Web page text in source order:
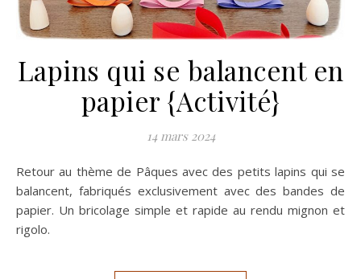
Lapins qui se balancent en
papier {Activité}
14 mars 2024
Retour au thème de Pâques avec des petits lapins qui se
balancent, fabriqués exclusivement avec des bandes de
papier. Un bricolage simple et rapide au rendu mignon et
rigolo.